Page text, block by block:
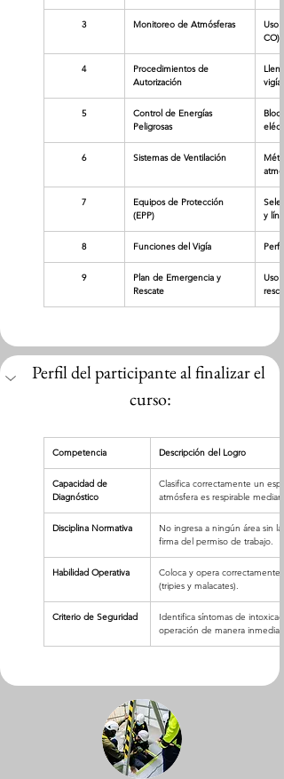
3 Monitoreo de Atmósferas
Uso
CO).
4
Procedimientos de
Autorización
vigía.
5
Control de Energías
Peligrosas
6 Sistemas de Ventilación
7
Equipos de Protección
(EPP)
y
8 Funciones del Vigía
9
Plan de Emergencia y
Rescate
Uso
Perfil del participante al finalizar el
curso:
Competencia Descripción del Logro
Capacidad de
Diagnóstico
Clasifica correctamente un
atmósfera es respirable
Disciplina Normativa
No ingresa a ningún área sin
firma del permiso de trabajo.
Habilidad Operativa
Coloca y opera
(tripies y malacates).
Criterio de Seguridad
Identifica síntomas de
operación de manera inmediata.